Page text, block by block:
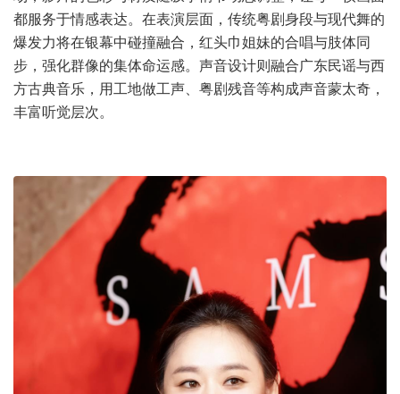
都服务于情感表达。在表演层面，传统粤剧身段与现代舞的
爆发力将在银幕中碰撞融合，红头巾姐妹的合唱与肢体同
步，强化群像的集体命运感。声音设计则融合广东民谣与西
方古典音乐，用工地做工声、粤剧残音等构成声音蒙太奇，
丰富听觉层次。